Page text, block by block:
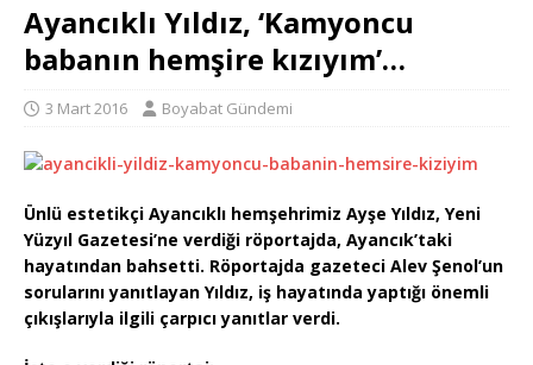
Ayancıklı Yıldız, ‘Kamyoncu
babanın hemşire kızıyım’…
3 Mart 2016 Boyabat Gündemi
Ünlü estetikçi Ayancıklı hemşehrimiz Ayşe Yıldız, Yeni
Yüzyıl Gazetesi’ne verdiği röportajda, Ayancık’taki
hayatından bahsetti. Röportajda gazeteci Alev Şenol’un
sorularını yanıtlayan Yıldız, iş hayatında yaptığı önemli
çıkışlarıyla ilgili çarpıcı yanıtlar verdi.